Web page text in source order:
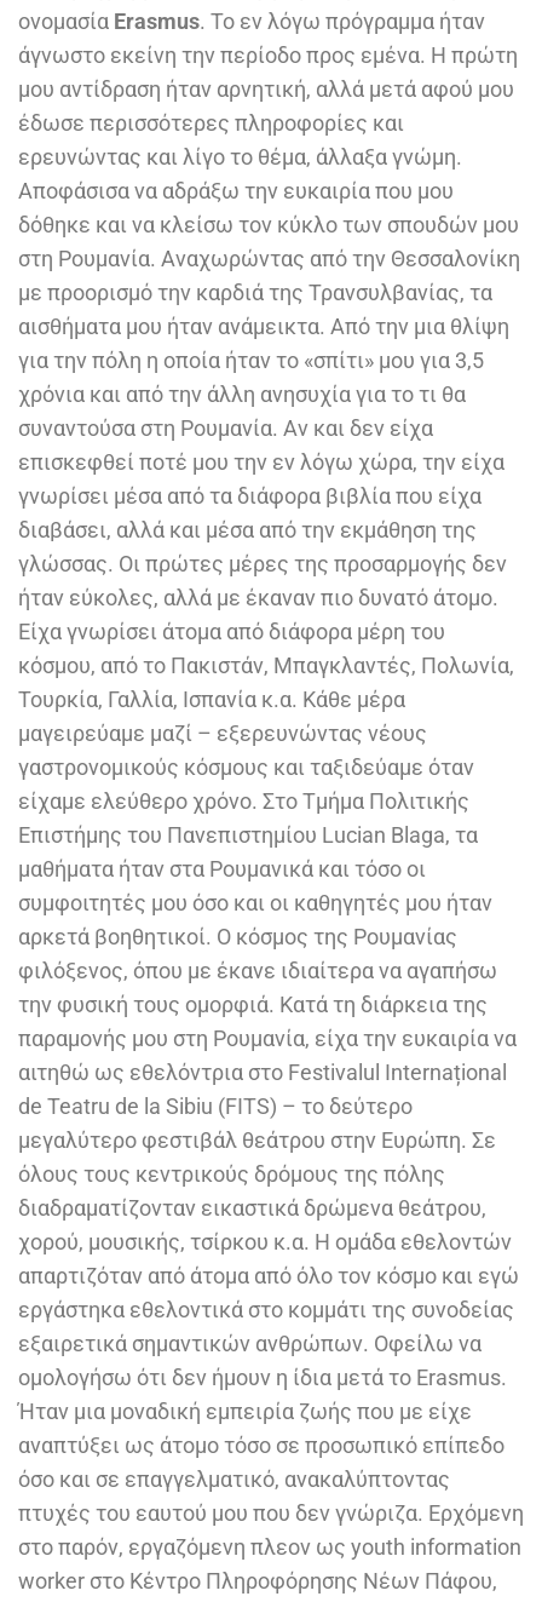
ονομασία Erasmus. Το εν λόγω πρόγραμμα ήταν
άγνωστο εκείνη την περίοδο προς εμένα. Η πρώτη
μου αντίδραση ήταν αρνητική, αλλά μετά αφού μου
έδωσε περισσότερες πληροφορίες και
ερευνώντας και λίγο το θέμα, άλλαξα γνώμη.
Αποφάσισα να αδράξω την ευκαιρία που μου
δόθηκε και να κλείσω τον κύκλο των σπουδών μου
στη Ρουμανία. Αναχωρώντας από την Θεσσαλονίκη
με προορισμό την καρδιά της Τρανσυλβανίας, τα
αισθήματα μου ήταν ανάμεικτα. Από την μια θλίψη
για την πόλη η οποία ήταν το «σπίτι» μου για 3,5
χρόνια και από την άλλη ανησυχία για το τι θα
συναντούσα στη Ρουμανία. Αν και δεν είχα
επισκεφθεί ποτέ μου την εν λόγω χώρα, την είχα
γνωρίσει μέσα από τα διάφορα βιβλία που είχα
διαβάσει, αλλά και μέσα από την εκμάθηση της
γλώσσας. Οι πρώτες μέρες της προσαρμογής δεν
ήταν εύκολες, αλλά με έκαναν πιο δυνατό άτομο.
Είχα γνωρίσει άτομα από διάφορα μέρη του
κόσμου, από το Πακιστάν, Μπαγκλαντές, Πολωνία,
Τουρκία, Γαλλία, Ισπανία κ.α. Κάθε μέρα
μαγειρεύαμε μαζί – εξερευνώντας νέους
γαστρονομικούς κόσμους και ταξιδεύαμε όταν
είχαμε ελεύθερο χρόνο. Στο Τμήμα Πολιτικής
Επιστήμης του Πανεπιστημίου Lucian Blaga, τα
μαθήματα ήταν στα Ρουμανικά και τόσο οι
συμφοιτητές μου όσο και οι καθηγητές μου ήταν
αρκετά βοηθητικοί. Ο κόσμος της Ρουμανίας
φιλόξενος, όπου με έκανε ιδιαίτερα να αγαπήσω
την φυσική τους ομορφιά. Κατά τη διάρκεια της
παραμονής μου στη Ρουμανία, είχα την ευκαιρία να
αιτηθώ ως εθελόντρια στο Festivalul Internațional
de Teatru de la Sibiu (FITS) – το δεύτερο
μεγαλύτερο φεστιβάλ θεάτρου στην Ευρώπη. Σε
όλους τους κεντρικούς δρόμους της πόλης
διαδραματίζονταν εικαστικά δρώμενα θεάτρου,
χορού, μουσικής, τσίρκου κ.α. Η ομάδα εθελοντών
απαρτιζόταν από άτομα από όλο τον κόσμο και εγώ
εργάστηκα εθελοντικά στο κομμάτι της συνοδείας
εξαιρετικά σημαντικών ανθρώπων. Οφείλω να
ομολογήσω ότι δεν ήμουν η ίδια μετά το Erasmus.
Ήταν μια μοναδική εμπειρία ζωής που με είχε
αναπτύξει ως άτομο τόσο σε προσωπικό επίπεδο
όσο και σε επαγγελματικό, ανακαλύπτοντας
πτυχές του εαυτού μου που δεν γνώριζα. Ερχόμενη
στο παρόν, εργαζόμενη πλεον ως youth information
worker στο Κέντρο Πληροφόρησης Νέων Πάφου,